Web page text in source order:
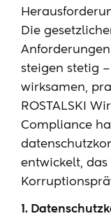
Die
steigen stetig
wirksamen,
ROSTALSKI
Compliance
entwickelt,
1.